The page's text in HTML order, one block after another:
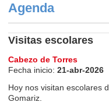
Agenda
Visitas escolares
Cabezo de Torres
Fecha inicio: 21-abr-2026
Hoy nos visitan escolares
Gomariz.